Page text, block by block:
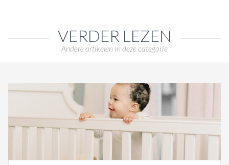
VERDER LEZEN
Andere artikelen in deze categorie